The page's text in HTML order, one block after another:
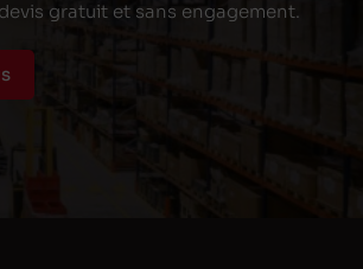
gratuit et sans engagement.